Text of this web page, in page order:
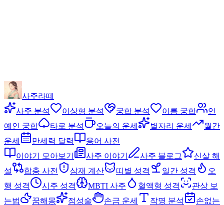
사주라떼
사주 분석
이상형 분석 궁합 분석 이름 궁합
연
예인 궁합
타로 분석 오늘의 운세 별자리 운세
월간
운세
만세력 달력
용어 사전
이야기 모아보기
사주 이야기 사주 블로그
신살 해
설
합충 사전 삼재 계산 띠별 성격 일간 성격
오
행 성격
시주 성격 MBTI 사주 혈액형 성격
관상 보
는법
꿈해몽 점성술 손금 운세 작명 분석
손없는